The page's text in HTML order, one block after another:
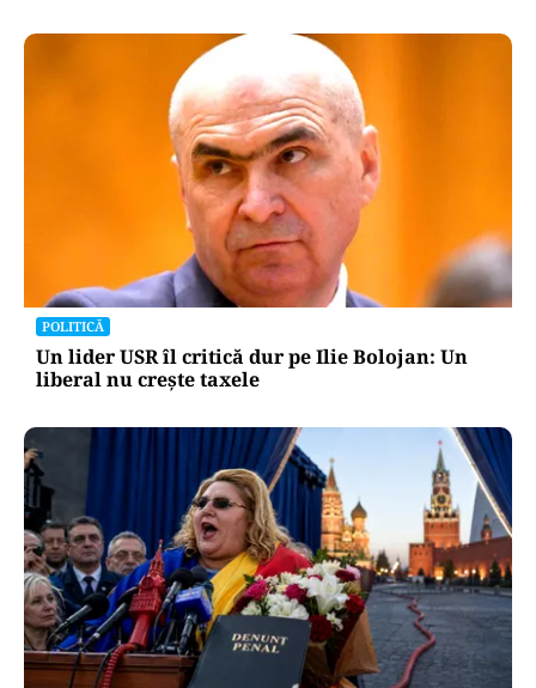
POLITICĂ
Un lider USR îl critică dur pe Ilie Bolojan: Un
liberal nu crește taxele